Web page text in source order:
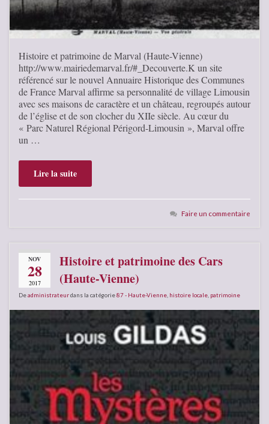
Histoire et patrimoine de Marval (Haute-Vienne)
http://www.mairiedemarval.fr/#_Decouverte.K un site
référencé sur le nouvel Annuaire Historique des Communes
de France Marval affirme sa personnalité de village Limousin
avec ses maisons de caractère et un château, regroupés autour
de l’église et de son clocher du XIIe siècle. Au cœur du
« Parc Naturel Régional Périgord-Limousin », Marval offre
un …
Lire la suite
Faire un commentaire
NOV
28
2017
Histoire et patrimoine des Cars
(Haute-Vienne)
Deadministrateurdans la catégorie87 - Haute-Vienne histoire locale patrimoine